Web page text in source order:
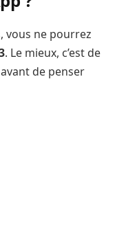
vous ne pourrez
. Le mieux, c’est de
de penser